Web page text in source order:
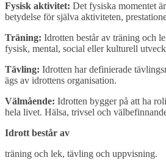
Fysisk aktivitet: Det fysiska momentet
betydelse för själva aktiviteten,
Träning: Idrotten består av träning och
fysisk, mental, social eller kulturell
Tävling: Idrotten har definierade
ägs av idrottens organisation.
Välmående: Idrotten bygger på att ha
hela livet. Hälsa, trivsel och
Idrott består av
träning och lek, tävling och uppvisning.